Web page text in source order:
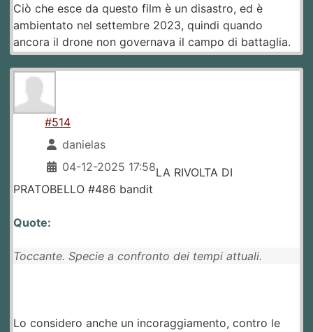
Ciò che esce da questo film è un disastro, ed è
ambientato nel settembre 2023, quindi quando
ancora il drone non governava il campo di battaglia.
#514
danielas
04-12-2025 17:58LA RIVOLTA DI
PRATOBELLO #486 bandit
Quote:
Toccante. Specie a confronto dei tempi attuali.
Lo considero anche un incoraggiamento, contro le